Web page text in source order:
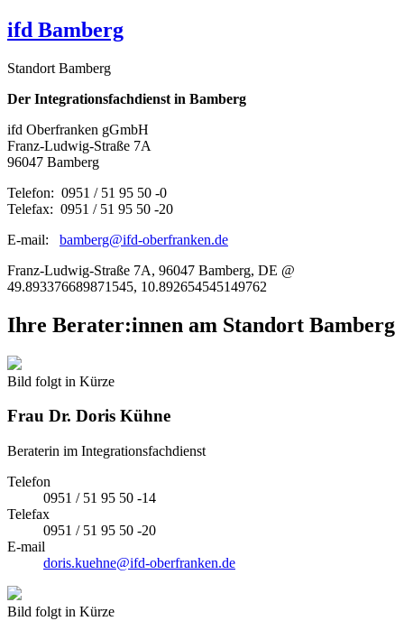
ifd Bamberg
Standort Bamberg
Der Integrationsfachdienst in Bamberg
ifd Oberfranken gGmbH
Franz-Ludwig-Straße 7A
96047 Bamberg
Telefon: 0951 / 51 95 50 -0
Telefax: 0951 / 51 95 50 -20
E-mail: bamberg@ifd-oberfranken.de
Franz-Ludwig-Straße 7A, 96047 Bamberg, DE @
49.893376689871545, 10.892654545149762
Ihre Berater:innen am Standort Bamberg
Bild folgt in Kürze
Frau Dr. Doris Kühne
Beraterin im Integrationsfachdienst
Telefon
0951 / 51 95 50 -14
Telefax
0951 / 51 95 50 -20
E-mail
doris.kuehne@ifd-oberfranken.de
Bild folgt in Kürze